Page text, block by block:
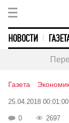
НОВОСТИ
Газета
25.04.2018 00:01:00
0 2697